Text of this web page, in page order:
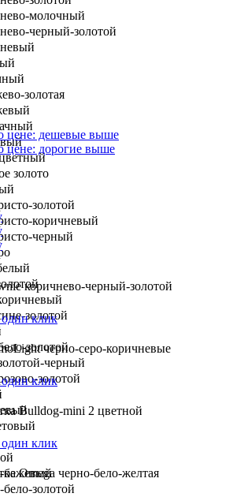
молочный
черный-золотой
золотая
золото
золотой
коричневый
черный
золотой
золотой
черный
золотой
бежевый
бело-золотой
цене: дешевые выше
цене: дорогие выше
коричнево-черный-золотой
клик
черно-серо-коричневые
клик
Bulldog-mini 2 цветной
клик
Omega черно-бело-желтая